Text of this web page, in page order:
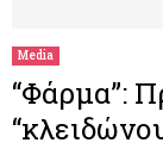
Media
“Φάρμα”: